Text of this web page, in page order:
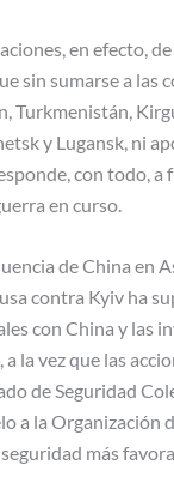
en efecto,
sin sumarse a las
Turkmenistán,
y Lugansk, ni
con todo,
en curso.
de China en
contra Kyiv ha
con China y las
a la vez que las
de Seguridad
a la
más